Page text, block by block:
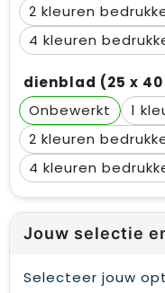
2
4
dienblad (25 x
Onbewerkt
1
2
4
Jouw selectie
Selecteer jouw